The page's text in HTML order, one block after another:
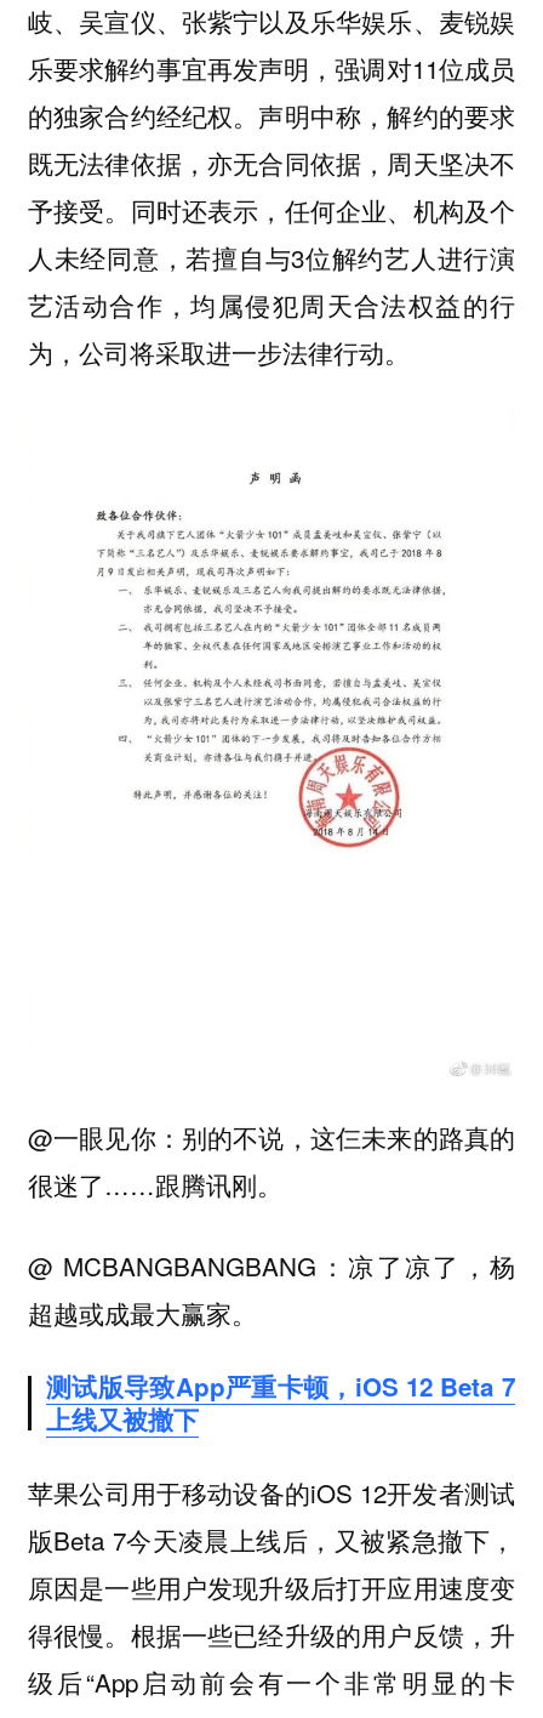
岐、吴宣仪、张紫宁以及乐华娱乐、麦锐娱
乐要求解约事宜再发声明，强调对11位成员
的独家合约经纪权。声明中称，解约的要求
既无法律依据，亦无合同依据，周天坚决不
予接受。同时还表示，任何企业、机构及个
人未经同意，若擅自与3位解约艺人进行演
艺活动合作，均属侵犯周天合法权益的行
为，公司将采取进一步法律行动。
@一眼见你：别的不说，这仨未来的路真的
很迷了……跟腾讯刚。
@ MCBANGBANGBANG：凉了凉了，杨
超越或成最大赢家。
测试版导致App严重卡顿，iOS 12 Beta 7
上线又被撤下
苹果公司用于移动设备的iOS 12开发者测试
版Beta 7今天凌晨上线后，又被紧急撤下，
原因是一些用户发现升级后打开应用速度变
得很慢。根据一些已经升级的用户反馈，升
级后“App启动前会有一个非常明显的卡